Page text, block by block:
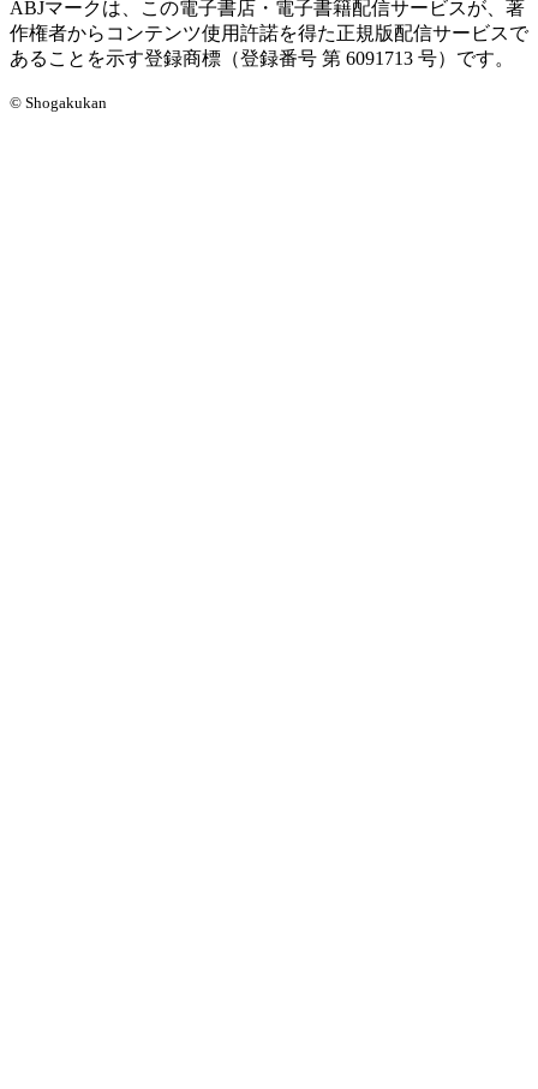
ABJマークは、この電子書店・電子書籍配信サービスが、著
作権者からコンテンツ使用許諾を得た正規版配信サービスで
あることを示す登録商標（登録番号 第 6091713 号）です。
© Shogakukan